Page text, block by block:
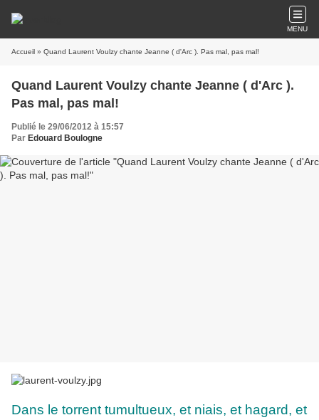
MENU
Accueil » Quand Laurent Voulzy chante Jeanne ( d'Arc ). Pas mal, pas mal!
Quand Laurent Voulzy chante Jeanne ( d'Arc ).
Pas mal, pas mal!
Publié le 29/06/2012 à 15:57
Par Edouard Boulogne
Dans le torrent tumultueux, et niais, et hagard, et